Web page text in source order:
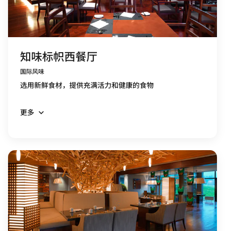
知味标帜西餐厅
国际风味
选用新鲜食材，提供充满活力和健康的食物
更多